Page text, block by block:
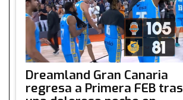
Dreamland Gran Canaria
regresa a Primera FEB tras